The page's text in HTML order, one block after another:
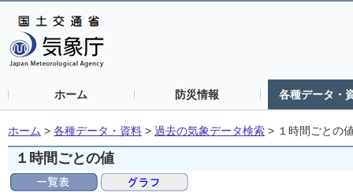
ホーム 防災情報 各種データ・
ホーム > 各種データ・資料 > 過去の気象データ検索 > １時間ごとの
１時間ごとの値